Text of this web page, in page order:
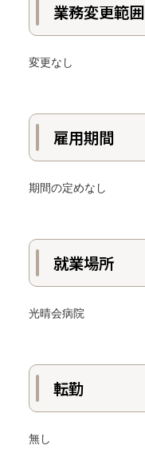
業務変更範囲
変更なし
雇用期間
期間の定めなし
就業場所
光晴会病院
転勤
無し